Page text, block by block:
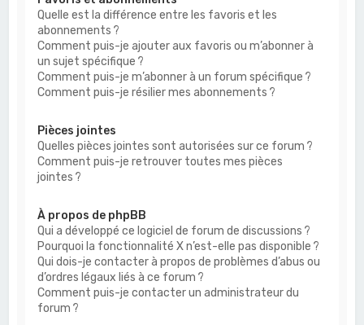
Quelle est la différence entre les favoris et les
abonnements ?
Comment puis-je ajouter aux favoris ou m’abonner à
un sujet spécifique ?
Comment puis-je m’abonner à un forum spécifique ?
Comment puis-je résilier mes abonnements ?
Pièces jointes
Quelles pièces jointes sont autorisées sur ce forum ?
Comment puis-je retrouver toutes mes pièces
jointes ?
À propos de phpBB
Qui a développé ce logiciel de forum de discussions ?
Pourquoi la fonctionnalité X n’est-elle pas disponible ?
Qui dois-je contacter à propos de problèmes d’abus ou
d’ordres légaux liés à ce forum ?
Comment puis-je contacter un administrateur du
forum ?